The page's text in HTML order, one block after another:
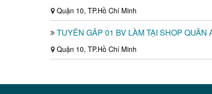
Quận 10, TP.Hồ Chí Minh
TUYỂN GẤP 01 BV LÀM TẠI SHOP QUẦN
Quận 10, TP.Hồ Chí Minh